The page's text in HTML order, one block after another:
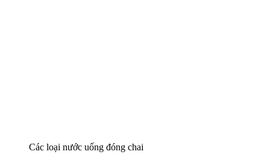
Các loại nước uống đóng chai